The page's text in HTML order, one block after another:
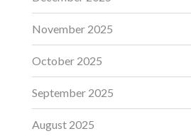
November 2025
October 2025
September 2025
August 2025